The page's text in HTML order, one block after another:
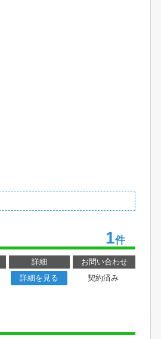
1件
詳細
お問い合わせ
詳細を見る
契約済み